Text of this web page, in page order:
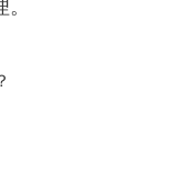
家医学基础研究
。